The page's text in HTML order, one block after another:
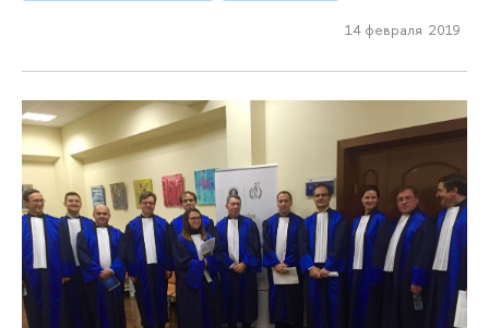
14 февраля 2019